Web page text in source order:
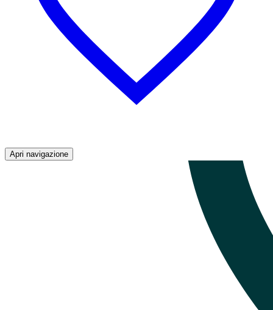
Apri navigazione